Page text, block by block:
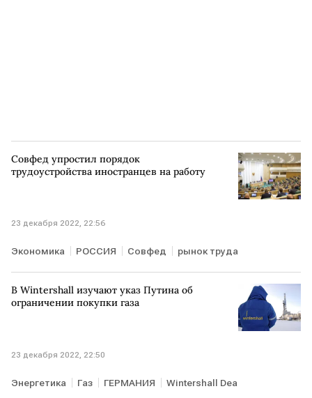
Совфед упростил порядок
трудоустройства иностранцев на работу
23 декабря 2022, 22:56
Экономика РОССИЯ Совфед рынок труда
В Wintershall изучают указ Путина об
ограничении покупки газа
23 декабря 2022, 22:50
Энергетика Газ ГЕРМАНИЯ Wintershall Dea